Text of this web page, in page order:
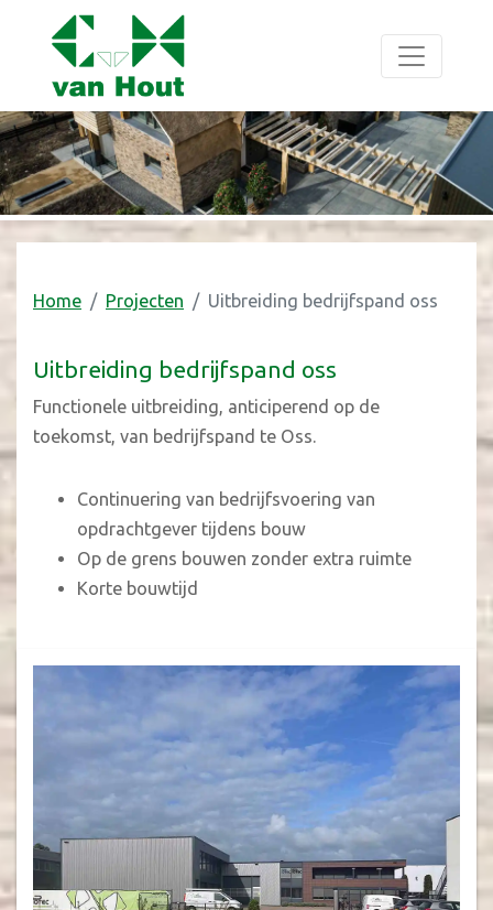
Home Projecten Uitbreiding bedrijfspand oss
Uitbreiding bedrijfspand oss
Functionele uitbreiding, anticiperend op de
toekomst, van bedrijfspand te Oss.
Continuering van bedrijfsvoering van
opdrachtgever tijdens bouw
Op de grens bouwen zonder extra ruimte
Korte bouwtijd